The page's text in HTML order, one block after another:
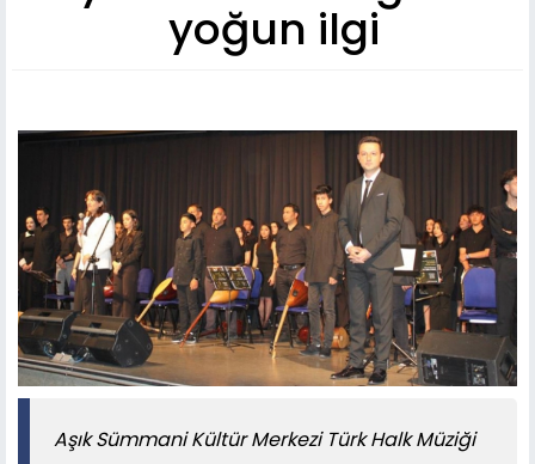
yoğun ilgi
Aşık Sümmani Kültür Merkezi Türk Halk Müziği